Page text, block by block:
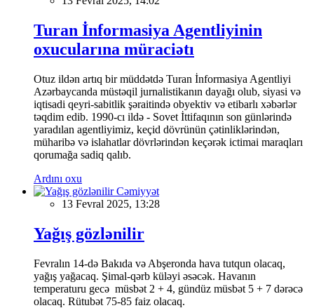
Turan İnformasiya Agentliyinin
oxucularına müraciətı
Otuz ildən artıq bir müddətdə Turan İnformasiya Agentliyi
Azərbaycanda müstəqil jurnalistikanın dayağı olub, siyasi və
iqtisadi qeyri-sabitlik şəraitində obyektiv və etibarlı xəbərlər
təqdim edib. 1990-cı ildə - Sovet İttifaqının son günlərində
yaradılan agentliyimiz, keçid dövrünün çətinliklərindən,
müharibə və islahatlar dövrlərindən keçərək ictimai maraqları
qorumağa sadiq qalıb.
Ardını oxu
Cəmiyyət
13 Fevral 2025, 13:28
Yağış gözlənilir
Fevralın 14-də Bakıda və Abşeronda hava tutqun olacaq,
yağış yağacaq. Şimal-qərb küləyi əsəcək. Havanın
temperaturu gecə müsbət 2 + 4, gündüz müsbət 5 + 7 dərəcə
olacaq. Rütubət 75-85 faiz olacaq.